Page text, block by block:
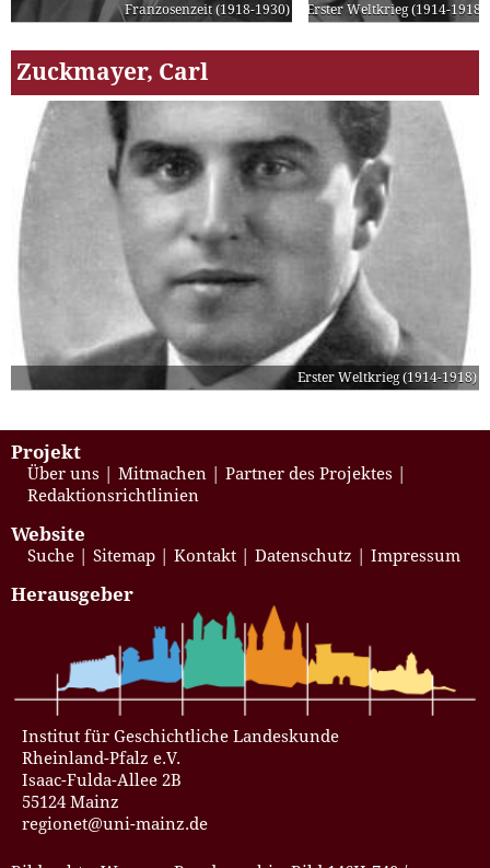
Franzosenzeit (1918-1930) Erster Weltkrieg (1914-1918)
Erster Weltkrieg (1914-1918)
Zuckmayer, Carl
Projekt
Über uns Mitmachen
Partner des Projektes
Redaktionsrichtlinien
Website
Suche Sitemap Kontakt Datenschutz Impressum
Herausgeber
Institut für Geschichtliche Landeskunde
Rheinland-Pfalz e.V.
Isaac-Fulda-Allee 2B
55124 Mainz
regionet@uni-mainz.de